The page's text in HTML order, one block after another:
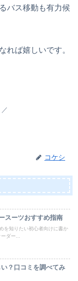
バス移動も有力候
れば嬉しいです。
コケシ
スーツおすすめ指南
を知りたい初心者向けに書か
ダー...
？口コミを調べてみ